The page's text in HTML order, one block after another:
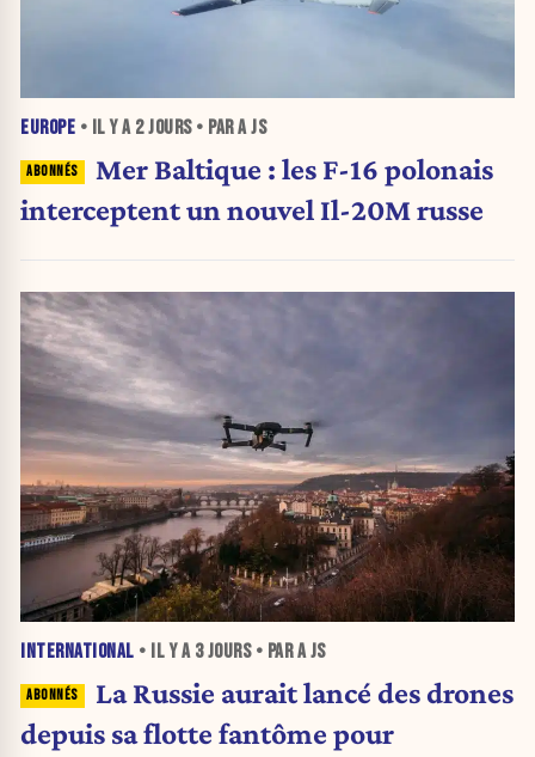
EUROPE • IL Y A 2 JOURS• PAR A JS
Mer Baltique : les F-16 polonais
interceptent un nouvel Il-20M russe
INTERNATIONAL • IL Y A 3 JOURS• PAR A JS
La Russie aurait lancé des drones
depuis sa flotte fantôme pour